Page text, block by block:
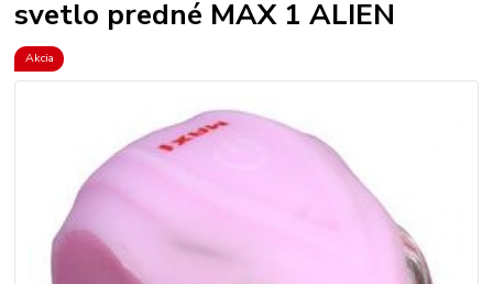
svetlo predné MAX 1 ALIEN
Akcia